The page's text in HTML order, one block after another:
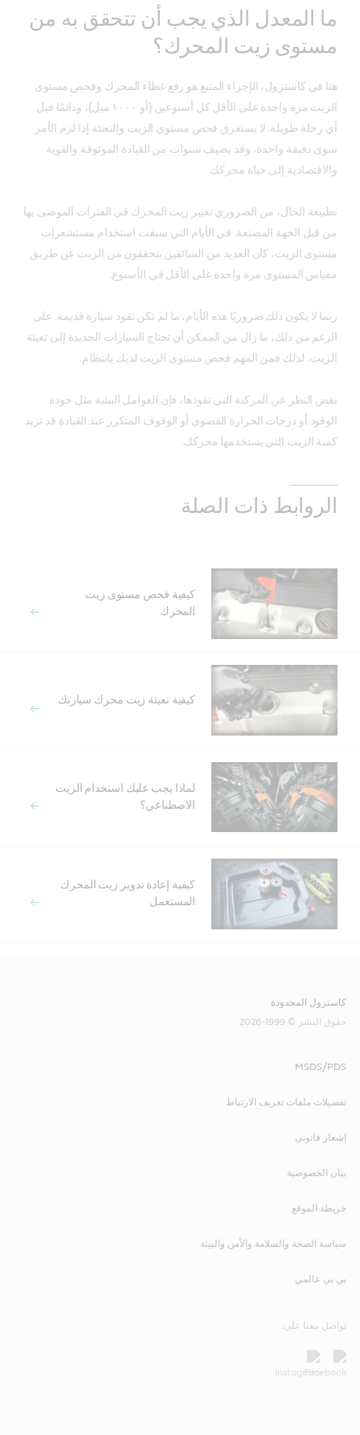
ما المعدل الذي يجب أن تتحقق به من
مستوى زيت المحرك؟
هنا في كاسترول، الإجراء المتبع هو رفع غطاء المحرك وفحص مستوى
الزيت مرة واحدة على الأقل كل أسبوعين (أو ١٠٠٠ ميل)، ودائمًا قبل
أي رحلة طويلة. لا يستغرق فحص مستوى الزيت والتعبئة إذا لزم الأمر
سوى دقيقة واحدة، وقد يضيف سنوات من القيادة الموثوقة والقوية
والاقتصادية إلى حياة محركك.
بطبيعة الحال، من الضروري تغيير زيت المحرك في الفترات الموصى بها
من قبل الجهة المصنعة. في الأيام التي سبقت استخدام مستشعرات
مستوى الزيت، كان العديد من السائقين يتحققون من الزيت عن طريق
مقياس المستوى مرة واحدة على الأقل في الأسبوع.
ربما لا يكون ذلك ضروريًا هذه الأيام، ما لم تكن تقود سيارة قديمة. على
الرغم من ذلك، ما زال من الممكن أن تحتاج السيارات الجديدة إلى تعبئة
الزيت، لذلك فمن المهم فحص مستوى الزيت لديك بانتظام.
بغض النظر عن المركبة التي تقودها، فإن العوامل البيئية مثل جودة
الوقود أو درجات الحرارة القصوى أو الوقوف المتكرر عند القيادة قد تزيد
كمية الزيت التي يستخدمها محركك.
الروابط ذات الصلة
كيفية فحص مستوى زيت
المحرك
كيفية تعبئة زيت محرك سيارتك
لماذا يجب عليك استخدام الزيت
الاصطناعي؟
كيفية إعادة تدوير زيت المحرك
المستعمل
كاسترول المحدودة
حقوق النشر © 1999-2026
MSDS/PDS
تفضيلات ملفات تعريف الارتباط
إشعار قانوني
بيان الخصوصية
خريطة الموقع
سياسة الصحة والسلامة والأمن والبيئة
بي بي عالمي
تواصل معنا على: